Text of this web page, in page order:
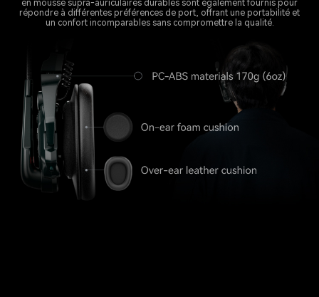
en mousse supra-auriculaires durables sont également fournis pour
répondre à différentes préférences de port, offrant une portabilité et
un confort incomparables sans compromettre la qualité.